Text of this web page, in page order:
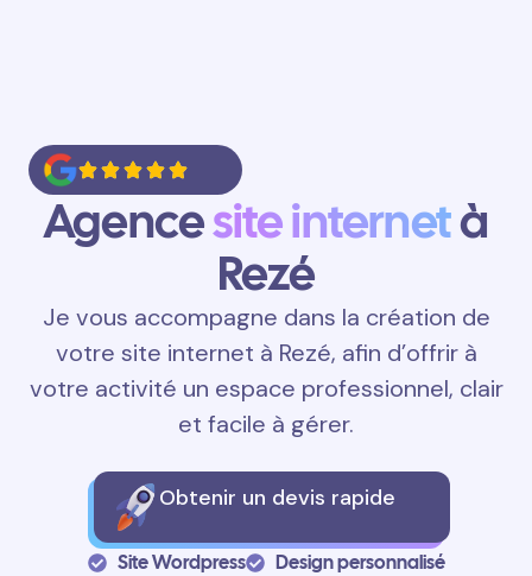
Agencesite internetà
Rezé
Je vous accompagne dans la création de
votre site internet à Rezé, afin d’offrir à
votre activité un espace professionnel, clair
et facile à gérer.
Obtenir un devis rapide
Site Wordpress
Design personnalisé